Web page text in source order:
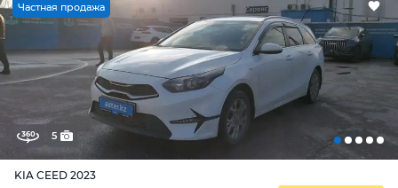
Частная продажа
5
KIA CEED 2023